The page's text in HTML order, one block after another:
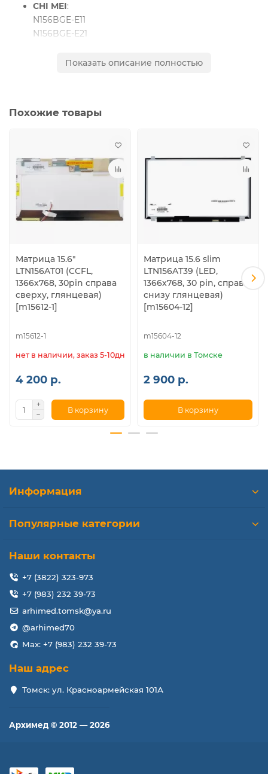
CHI MEI:
N156BGE-E11
N156BGE-E21
Для ноутбуков:
PACKARD-BELL
E540, T540, L540; FRU: 04X0512, 04X0513, 04X0514
p/n: SD10A09793 fru: 04X5482
Показать описание полностью
Похожие товары
Матрица 15.6"
LTN156AT01 (CCFL,
1366x768, 30pin справа
сверху, глянцевая)
[m15612-1]
m15612-1
нет в наличии, заказ 5-10дн.
4 200 р.
В корзину
Матрица 15.6 slim
LTN156AT39 (LED,
1366x768, 30 pin, справа
снизу глянцeвая)
[m15604-12]
m15604-12
в наличии в Томске
2 900 р.
В корзину
Информация
Популярные категории
Наши контакты
+7 (3822) 323-973
+7 (983) 232 39-73
arhimed.tomsk@ya.ru
@arhimed70
Max: +7 (983) 232 39-73
Наш адрес
Томск: ул. Красноармейская 101А
Архимед © 2012 — 2026